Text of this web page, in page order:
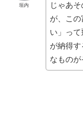
垣内
じゃあ
が、こ
い」っ
が納得
なものが